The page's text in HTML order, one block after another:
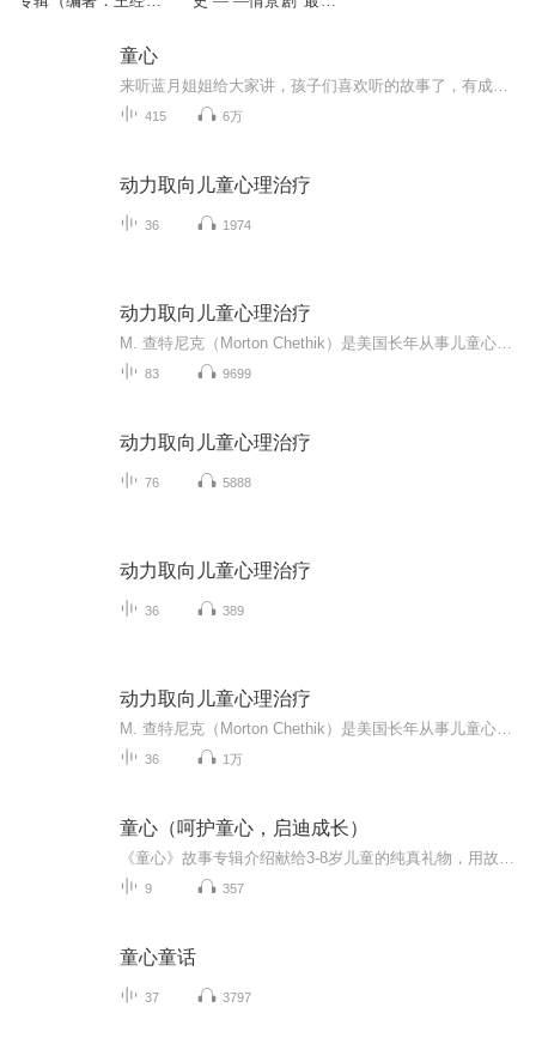
童心
415 6万
动力取向儿童心理治疗
36 1974
动力取向儿童心理治疗
83 9699
动力取向儿童心理治疗
76 5888
动力取向儿童心理治疗
36 389
动力取向儿童心理治疗
36 1万
童心（呵护童心，启迪成长）
9 357
童心童话
37 3797